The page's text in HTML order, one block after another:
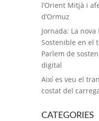
l’Orient Mitjà i
d’Ormuz
Jornada: La
Sostenible en el
Parlem de
digital
Així es veu el
costat del
CATEGORIES